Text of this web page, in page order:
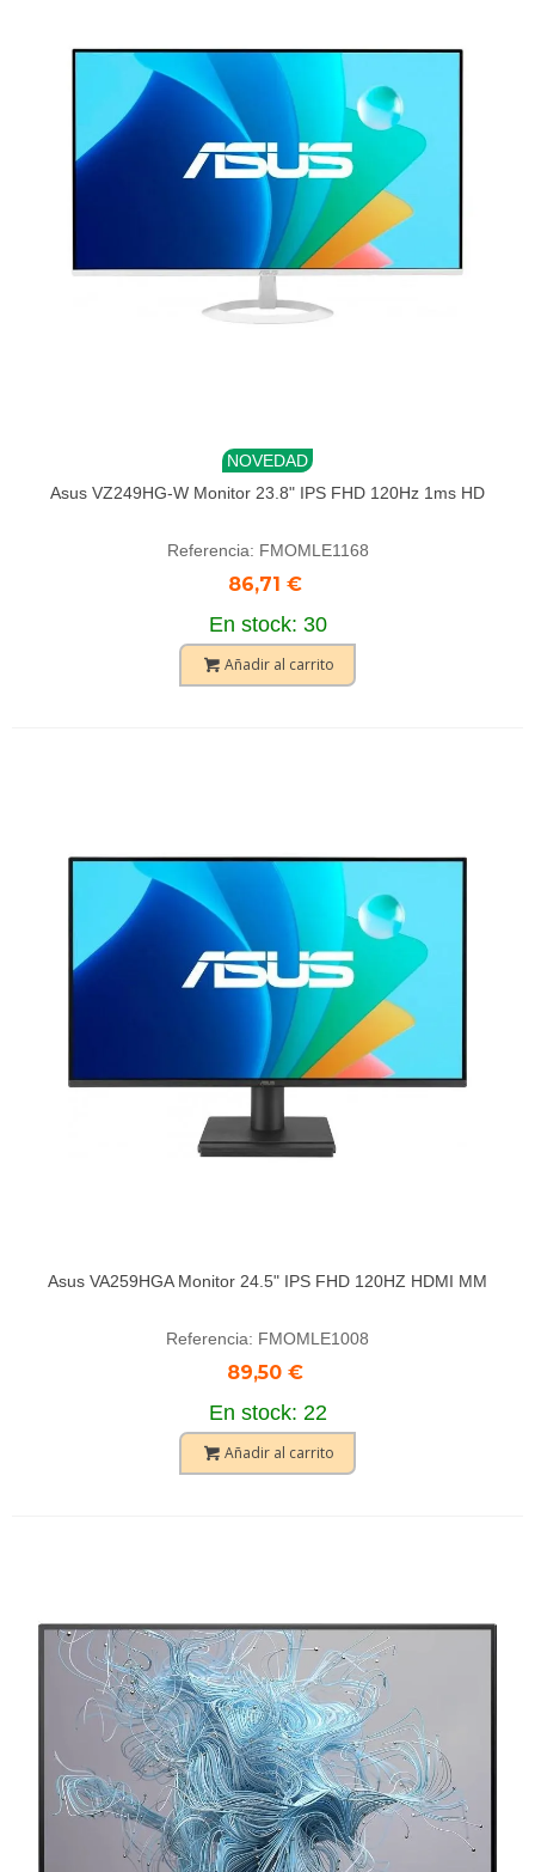
NOVEDAD
Asus VZ249HG-W Monitor 23.8" IPS FHD 120Hz 1ms HD
Referencia: FMOMLE1168
86,71 €
En stock: 30
Añadir al carrito
Asus VA259HGA Monitor 24.5" IPS FHD 120HZ HDMI MM
Referencia: FMOMLE1008
89,50 €
En stock: 22
Añadir al carrito